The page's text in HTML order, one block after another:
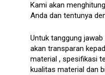
Kami akan
Anda dan tentunya
Untuk tanggung
akan transparan
material , spesifikasi
kualitas material dan